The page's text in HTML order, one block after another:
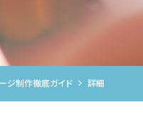
ジ制作徹底ガイド 詳細